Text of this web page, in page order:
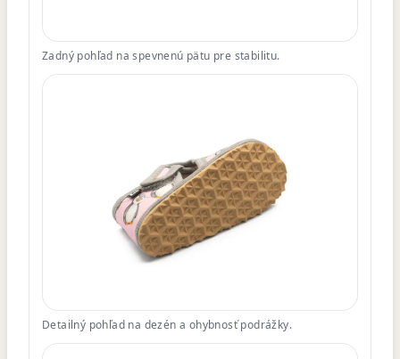
Zadný pohľad na spevnenú pätu pre stabilitu.
Detailný pohľad na dezén a ohybnosť podrážky.